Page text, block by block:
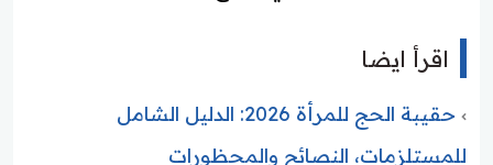
اقرأ ايضا
حقيبة الحج للمرأة 2026: الدليل الشامل
للمستلزمات، النصائح والمحظورات